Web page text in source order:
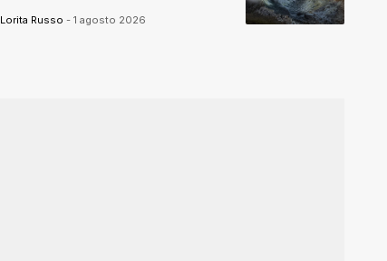
Lorita Russo - 1 agosto 2026